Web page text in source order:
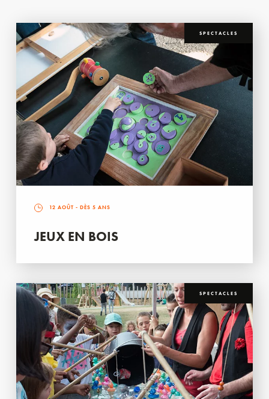
SPECTACLES
12 AOÛT - DÈS 5 ANS
JEUX EN BOIS
SPECTACLES